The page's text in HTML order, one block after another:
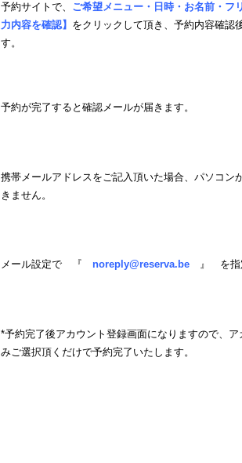
予約サイトで、 ご希望メニュー・日時・お名前・フ
力内容を確認】 をクリックして頂き、予約内容確認
す。
予約が完了すると確認メールが届きます。
携帯メールアドレスをご記入頂いた場合、パソコ
きません。
メール設定で 『 noreply@reserva.be 』 を指
*予約完了後アカウント登録画面になりますので、
みご選択頂くだけで予約完了いたします。